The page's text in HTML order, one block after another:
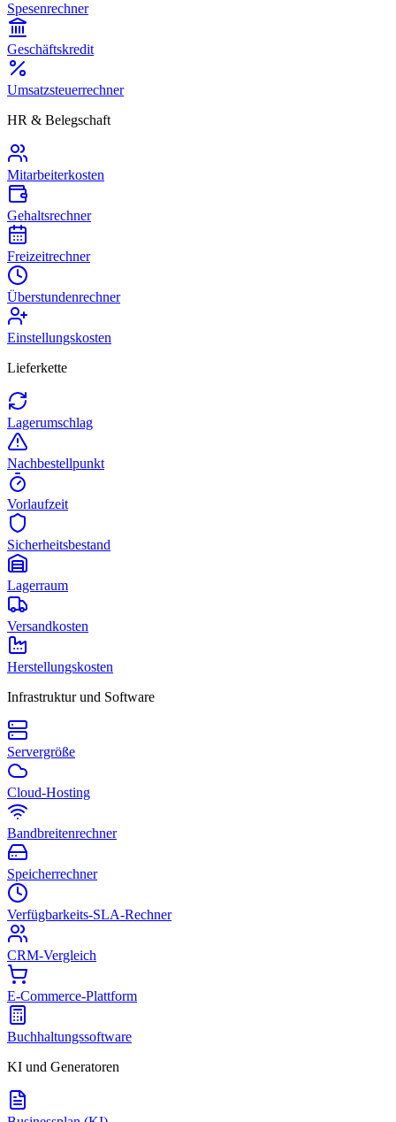
Spesenrechner
Geschäftskredit
Umsatzsteuerrechner
HR & Belegschaft
Mitarbeiterkosten
Gehaltsrechner
Freizeitrechner
Überstundenrechner
Einstellungskosten
Lieferkette
Lagerumschlag
Nachbestellpunkt
Vorlaufzeit
Sicherheitsbestand
Lagerraum
Versandkosten
Herstellungskosten
Infrastruktur und Software
Servergröße
Cloud-Hosting
Bandbreitenrechner
Speicherrechner
Verfügbarkeits-SLA-Rechner
CRM-Vergleich
E-Commerce-Plattform
Buchhaltungssoftware
KI und Generatoren